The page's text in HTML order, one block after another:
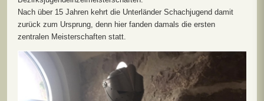
Nach über 15 Jahren kehrt die Unterländer Schachjugend damit
zurück zum Ursprung, denn hier fanden damals die ersten
zentralen Meisterschaften statt.